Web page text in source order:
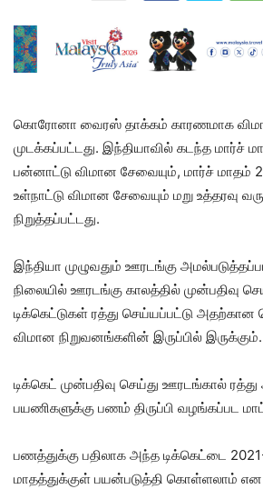
கொரோனா வைரஸ் தாக்கம் காரணமாக
முடக்கப்பட்டது. இந்தியாவில் கடந்த மார்ச்
பன்னாட்டு விமான சேவையும், மார்ச் மாதம்
உள்நாட்டு விமான சேவையும் மறு உத்தரவு
நிறுத்தப்பட்டது.
இந்தியா முழுவதும் ஊரடங்கு
நிலையில் ஊரடங்கு காலத்தில் முன்பதிவு
டிக்கெட்டுகள் ரத்து செய்யப்பட்டு
விமான நிறுவனங்களின் இருப்பில் இருக்கும்.
டிக்கெட் முன்பதிவு செய்து ஊரடங்கால்
பயணிகளுக்கு பணம் திருப்பி வழங்கப்பட
பணத்துக்கு பதிலாக அந்த டிக்கெட்டை
மாதத்துக்குள் பயன்படுத்தி கொள்ளலாம்